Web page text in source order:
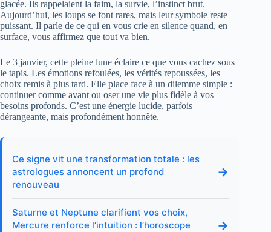
glacée. Ils rappelaient la faim, la survie, l’instinct brut.
Aujourd’hui, les loups se font rares, mais leur symbole reste
puissant. Il parle de ce qui en vous crie en silence quand, en
surface, vous affirmez que tout va bien.
Le 3 janvier, cette pleine lune éclaire ce que vous cachez sous
le tapis. Les émotions refoulées, les vérités repoussées, les
choix remis à plus tard. Elle place face à un dilemme simple :
continuer comme avant ou oser une vie plus fidèle à vos
besoins profonds. C’est une énergie lucide, parfois
dérangeante, mais profondément honnête.
Ce signe vit une transformation totale : les
astrologues annoncent un profond
renouveau
→
Saturne et Neptune clarifient vos choix,
Mercure renforce l’intuition : l’horoscope
→